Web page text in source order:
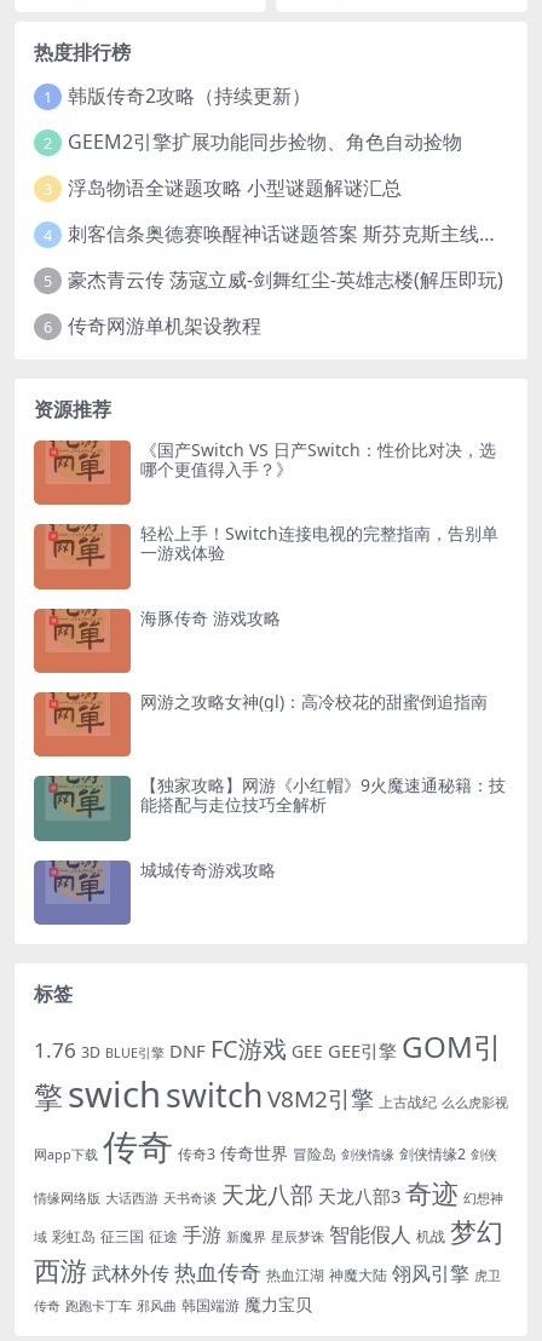
热度排行榜
1 韩版传奇2攻略（持续更新）
2 GEEM2引擎扩展功能同步捡物、角色自动捡物
3 浮岛物语全谜题攻略 小型谜题解谜汇总
4 刺客信条奥德赛唤醒神话谜题答案 斯芬克斯主线攻略
5 豪杰青云传 荡寇立威-剑舞红尘-英雄志楼(解压即玩)
6 传奇网游单机架设教程
资源推荐
《国产Switch VS 日产Switch：性价比对决，选
哪个更值得入手？》
轻松上手！Switch连接电视的完整指南，告别单
一游戏体验
海豚传奇 游戏攻略
网游之攻略女神(gl)：高冷校花的甜蜜倒追指南
【独家攻略】网游《小红帽》9火魔速通秘籍：技
能搭配与走位技巧全解析
城城传奇游戏攻略
标签
1.76 3D BLUE引擎 DNF FC游戏 GEE GEE引擎 GOM引
擎swichswitchV8M2引擎 上古战纪 么么虎影视
网app下载 传奇 传奇3 传奇世界 冒险岛 剑侠情缘 剑侠情缘2 剑侠
情缘网络版 大话西游 天书奇谈 天龙八部 天龙八部3 奇迹 幻想神
域 彩虹岛 征三国 征途 手游 新魔界 星辰梦诛 智能假人 机战 梦幻
西游 武林外传热血传奇 热血江湖 神魔大陆 翎风引擎 虎卫
传奇 跑跑卡丁车 邪风曲 韩国端游 魔力宝贝